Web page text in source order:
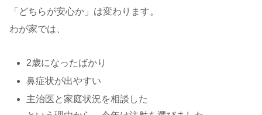
「どちらが安心か」は変わります。
わが家では、
2歳になったばかり
鼻症状が出やすい
主治医と家庭状況を相談した